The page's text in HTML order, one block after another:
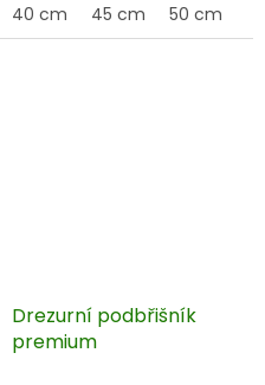
70 cm 75 cm 80 cm
40 cm 45 cm 50 cm
Drezurní podbřišník
premium